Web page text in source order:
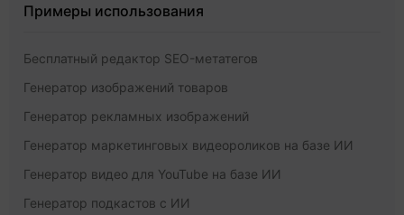
Примеры использования
Бесплатный редактор SEO-метатегов
Генератор изображений товаров
Генератор рекламных изображений
Генератор маркетинговых видеороликов на базе ИИ
Генератор видео для YouTube на базе ИИ
Генератор подкастов с ИИ